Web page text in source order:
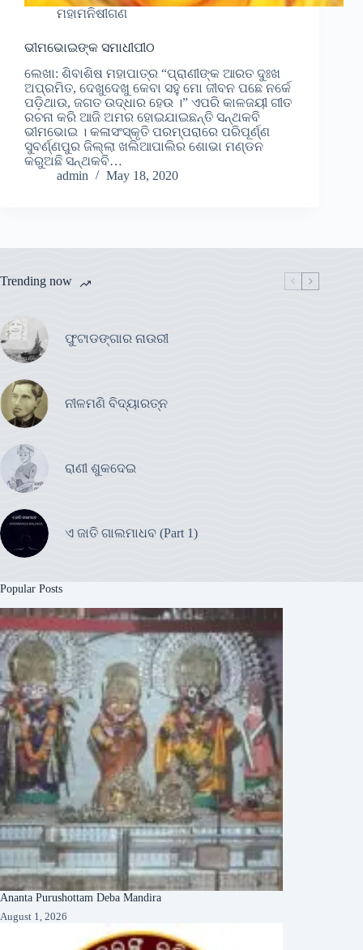
ମହାମନିଷୀଗଣ
ଭୀମଭୋଇଙ୍କ ସମାଧୀପୀଠ
ଲେଖା: ଶିବାଶିଷ ମହାପାତ୍ର “ପ୍ରାଣୀଙ୍କ ଆରତ ଦୁଃଖ
ଅପ୍ରମିତ, ଦେଖୁଦେଖୁ କେବା ସହୁ ମୋ ଜୀବନ ପଛେ ନର୍କେ
ପଡ଼ିଥାଉ, ଜଗତ ଉଦ୍ଧାର ହେଉ ।” ଏପରି କାଳଜୟୀ ଗୀତ
ରଚନା କରି ଆଜି ଅମର ହୋଇଯାଇଛନ୍ତି ସନ୍ଥକବି
ଭୀମଭୋଇ । କଳାସଂସ୍କୃତି ପରମ୍ପରାରେ ପରିପୂର୍ଣ୍ଣ
ସୁବର୍ଣ୍ଣପୁର ଜିଲ୍ଲା ଖଲିଆପାଲିର ଶୋଭା ମଣ୍ଡନ
କରୁଅଛି ସନ୍ଥକବି…
admin
May 18, 2020
Trending now
ଫୁଟାଡଙ୍ଗାର ନାଉରୀ
ନୀଳମଣି ବିଦ୍ୟାରତ୍ନ
ରାଣୀ ଶୁକଦେଇ
ଏ ଜାତି ଗାଲମାଧବ (Part 1)
Popular Posts
Ananta Purushottam Deba Mandira
August 1, 2026